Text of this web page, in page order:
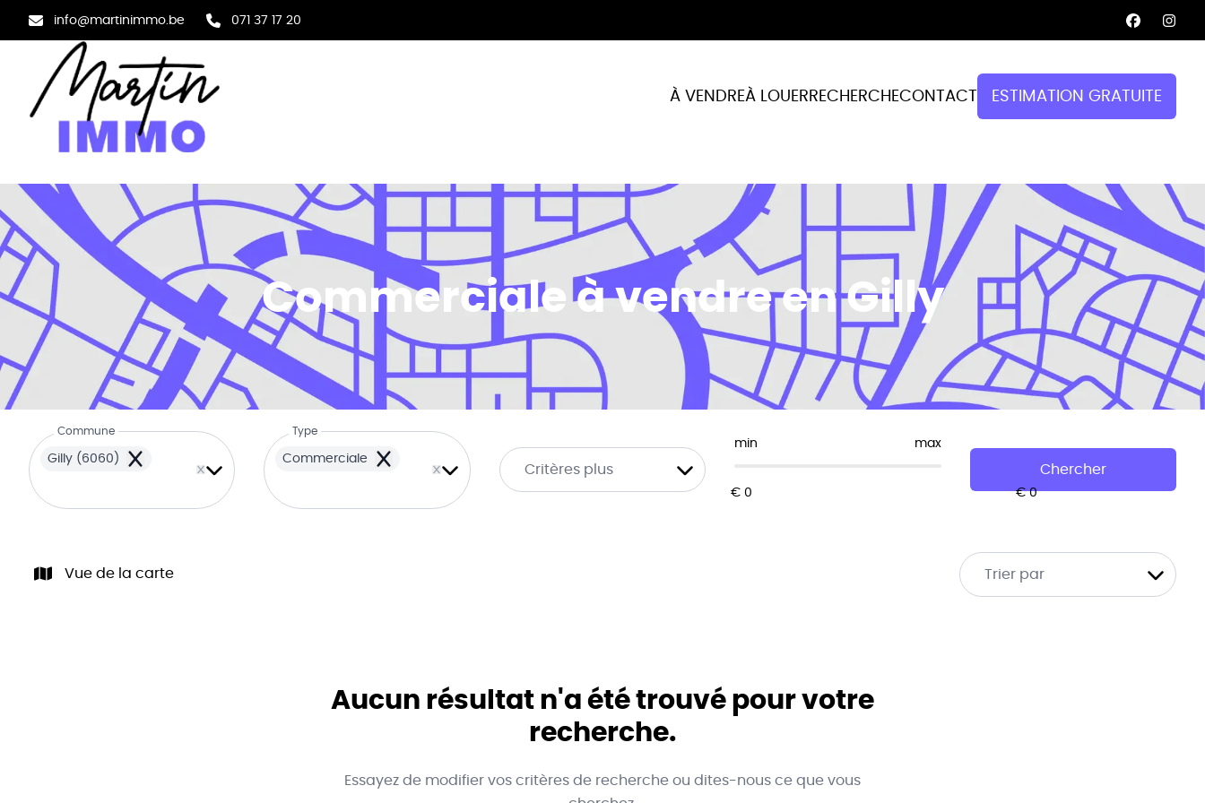
info@martinimmo.be 071 37 17 20
À VENDREÀ LOUERRECHERCHECONTACT ESTIMATION GRATUITE
Commerciale à vendre en Gilly
Commune
Gilly (6060)
Remove
Type
Commerciale
Remove Critères plus
min max
Chercher
Vue de la carte Trier par
Aucun résultat n'a été trouvé pour votre
recherche.
Essayez de modifier vos critères de recherche ou dites-nous ce que vous